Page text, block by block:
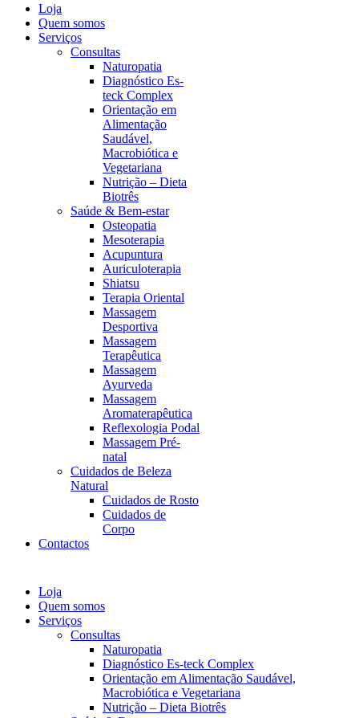
Loja
Quem somos
Serviços
Consultas
Naturopatia
Diagnóstico Es-
teck Complex
Orientação em
Alimentação
Saudável,
Macrobiótica e
Vegetariana
Nutrição – Dieta
Biotrês
Saúde & Bem-estar
Osteopatia
Mesoterapia
Acupuntura
Auriculoterapia
Shiatsu
Terapia Oriental
Massagem
Desportiva
Massagem
Terapêutica
Massagem
Ayurveda
Massagem
Aromaterapêutica
Reflexologia Podal
Massagem Pré-
natal
Cuidados de Beleza
Natural
Cuidados de Rosto
Cuidados de
Corpo
Contactos
Loja
Quem somos
Serviços
Consultas
Naturopatia
Diagnóstico Es-teck Complex
Orientação em Alimentação Saudável,
Macrobiótica e Vegetariana
Nutrição – Dieta Biotrês